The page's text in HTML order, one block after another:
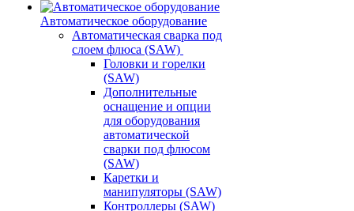
Автоматическое оборудование
Автоматическая сварка под
слоем флюса (SAW)
Головки и горелки
(SAW)
Дополнительные
оснащение и опции
для оборудования
автоматической
сварки под флюсом
(SAW)
Каретки и
манипуляторы (SAW)
Контроллеры (SAW)